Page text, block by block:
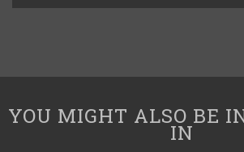
YOU MIGHT ALSO BE
IN